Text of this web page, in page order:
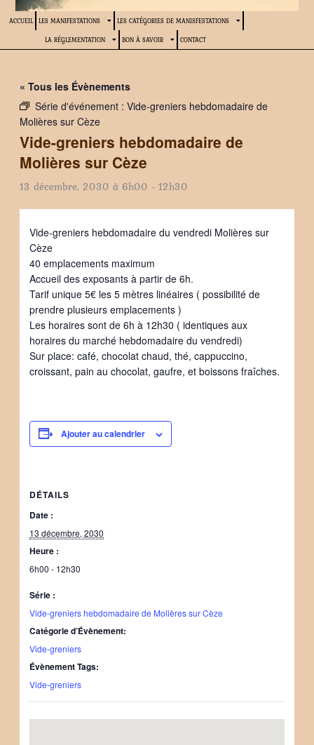
ACCUEIL LES MANIFESTATIONS LES CATÉGORIES DE MANISFESTATIONS
LA RÉGLEMENTATION BON À SAVOIR CONTACT
« Tous les Évènements
Série d'événement : Vide-greniers hebdomadaire de
Molières sur Cèze
Vide-greniers hebdomadaire de
Molières sur Cèze
13 décembre, 2030 à 6h00 - 12h30
Vide-greniers hebdomadaire du vendredi Molières sur
Cèze
40 emplacements maximum
Accueil des exposants à partir de 6h.
Tarif unique 5€ les 5 mètres linéaires ( possibilité de
prendre plusieurs emplacements )
Les horaires sont de 6h à 12h30 ( identiques aux
horaires du marché hebdomadaire du vendredi)
Sur place: café, chocolat chaud, thé, cappuccino,
croissant, pain au chocolat, gaufre, et boissons fraîches.
Ajouter au calendrier
DÉTAILS
Date :
13 décembre, 2030
Heure :
6h00 - 12h30
Série :
Vide-greniers hebdomadaire de Molières sur Cèze
Catégorie d’Évènement:
Vide-greniers
Évènement Tags:
Vide-greniers